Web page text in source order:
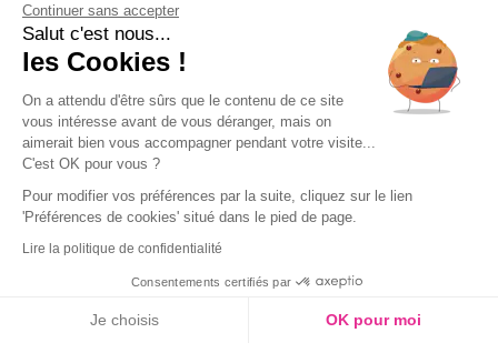
CONTACT
04 42 20 78 42
Du lundi au jeudi de 8h30 à 16h30 & le
vendredi de 8h30 à 15h30
Continuer sans accepter
Salut c'est nous...
les Cookies !
On a attendu d'être sûrs que le contenu de ce site
vous intéresse avant de vous déranger, mais on
aimerait bien vous accompagner pendant votre visite...
C'est OK pour vous ?
Pour modifier vos préférences par la suite, cliquez sur le lien
'Préférences de cookies' situé dans le pied de page.
Lire la politique de confidentialité
Consentements certifiés par
Je choisis OK pour moi